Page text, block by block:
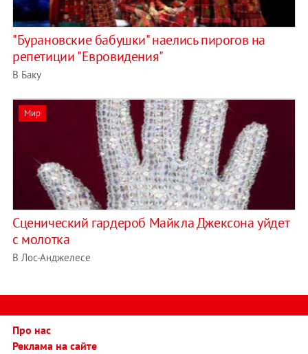
"Бурановские бабушки" наелись пирогов на
репетиции "Евровидения"
В Баку
Мир
Сценический гардероб Майкла Джексона уйдет
с молотка
В Лос-Анджелесе
Про нас
Реклама на сайте